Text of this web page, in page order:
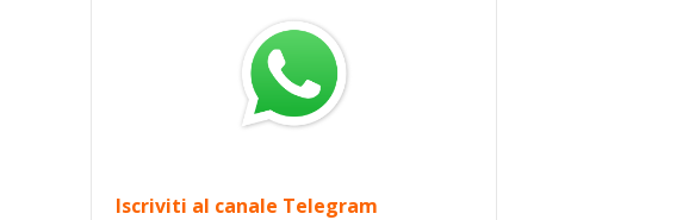
Iscriviti al canale Telegram